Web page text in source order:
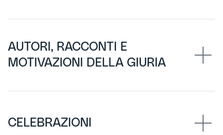
AUTORI, RACCONTI E
MOTIVAZIONI DELLA GIURIA
CELEBRAZIONI